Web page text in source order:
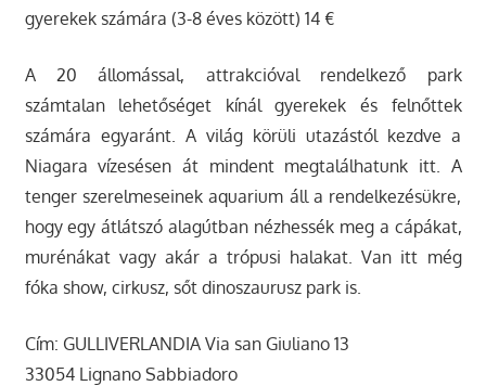
gyerekek számára (3-8 éves között) 14 €
A 20 állomással, attrakcióval rendelkező park
számtalan lehetőséget kínál gyerekek és felnőttek
számára egyaránt. A világ körüli utazástól kezdve a
Niagara vízesésen át mindent megtalálhatunk itt. A
tenger szerelmeseinek aquarium áll a rendelkezésükre,
hogy egy átlátszó alagútban nézhessék meg a cápákat,
murénákat vagy akár a trópusi halakat. Van itt még
fóka show, cirkusz, sőt dinoszaurusz park is.
Cím: GULLIVERLANDIA Via san Giuliano 13
33054 Lignano Sabbiadoro